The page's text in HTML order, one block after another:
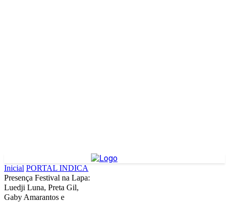
Inicial PORTAL INDICA
Presença Festival na Lapa:
Luedji Luna, Preta Gil,
Gaby Amarantos e